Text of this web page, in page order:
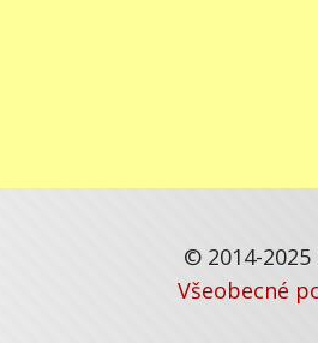
© 2014-
Všeobecné